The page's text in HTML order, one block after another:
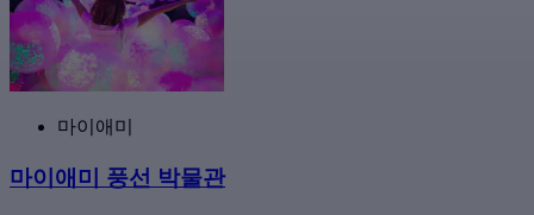
마이애미
마이애미 풍선 박물관